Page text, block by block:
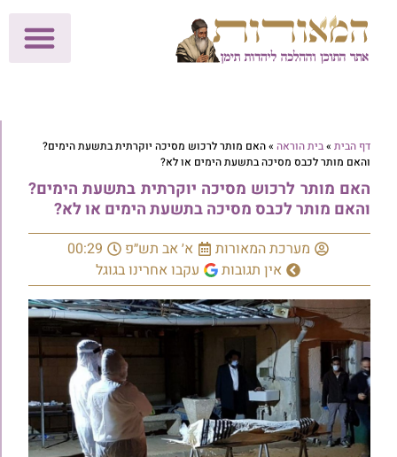
דף הבית »בית הוראה »האם מותר לרכוש מסיכה יוקרתית בתשעת הימים?
והאם מותר לכבס מסיכה בתשעת הימים או לא?
האם מותר לרכוש מסיכה יוקרתית בתשעת הימים?
והאם מותר לכבס מסיכה בתשעת הימים או לא?
מערכת המאורות א׳ אב תש״פ
00:29
אין תגובות
עקבו אחרינו בגוגל